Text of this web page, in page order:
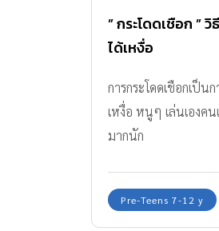
” กระโดดเชือก ”
ได้เหงื่อ
การกระโดดเชือกเป็น
เหงื่อ หนูๆ เล่นเองค
มากนัก
Pre-Teens 7-12 y